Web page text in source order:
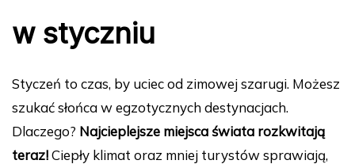
w styczniu
Styczeń to czas, by uciec od zimowej szarugi. Możesz
szukać słońca w egzotycznych destynacjach.
Dlaczego? Najcieplejsze miejsca świata rozkwitają
teraz!Ciepły klimat oraz mniej turystów sprawiają,